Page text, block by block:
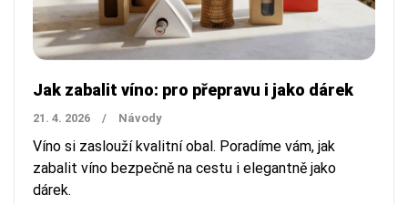
Jak zabalit víno: pro přepravu i jako dárek
21. 4. 2026 / Návody
Víno si zaslouží kvalitní obal. Poradíme vám, jak
zabalit víno bezpečně na cestu i elegantně jako
dárek.